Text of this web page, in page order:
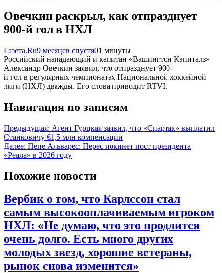
Овечкин раскрыл, как отпразднует
900-й гол в НХЛ
Газета.Ru9 месяцев спустя01 минуты
Российский нападающий и капитан «Вашингтон Кэпиталз»
Александр Овечкин заявил, что отпразднует 900-
й гол в регулярных чемпионатах Национальной хоккейной
лиги (НХЛ) дважды. Его слова приводит RTVI.
Навигация по записям
Предыдущая: Агент Гурцкая заявил, что «Спартак» выплатил
Станковичу €1,5 млн компенсации
Далее: Пепе Альварес: Перес покинет пост президента
«Реала» в 2026 году
Похожие новости
Вербик о том, что Карлссон стал
самым высокооплачиваемым игроком
НХЛ: «Не думаю, что это продлится
очень долго. Есть много других
молодых звезд, хорошие ветераны,
рынок снова изменится»